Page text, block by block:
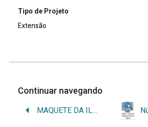
Tipo de Projeto
Extensão
Continuar navegando
MAQUETE DA ILHA DO CAMPECHE PARA O PROJETO ESCOLA DO INSTITUTO ILHA DO CAMPECHE